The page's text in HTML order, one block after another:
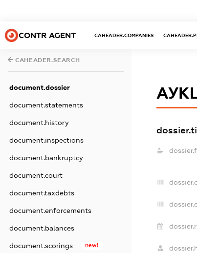
CONTR AGENT CAHEADER.COMPANIES
CAHEADER.SEARCH
document.dossier
document.statements
document.history
document.inspections
document.bankruptcy
document.court
document.taxdebts
document.enforcements
document.balances
document.scorings new!